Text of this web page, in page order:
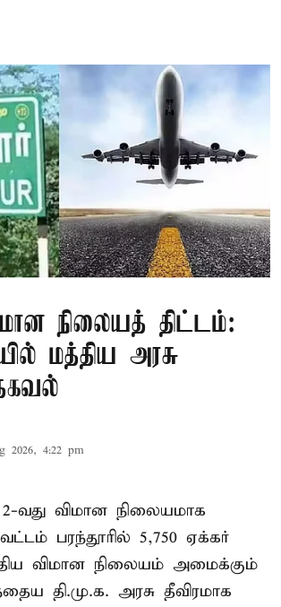
நிலையத் திட்டம்:
மத்திய அரசு
2026, 4:22 pm
வது விமான நிலையமாக
பரந்தூரில் 5,750 ஏக்கர்
விமான நிலையம் அமைக்கும்
தி.மு.க. அரசு தீவிரமாக